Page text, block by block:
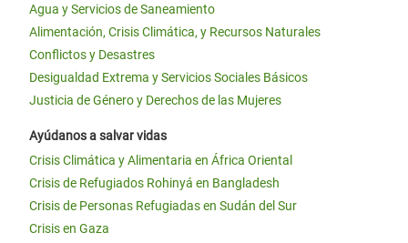
Agua y Servicios de Saneamiento
Alimentación, Crisis Climática, y Recursos Naturales
Conflictos y Desastres
Desigualdad Extrema y Servicios Sociales Básicos
Justicia de Género y Derechos de las Mujeres
Ayúdanos a salvar vidas
Crisis Climática y Alimentaria en África Oriental
Crisis de Refugiados Rohinyá en Bangladesh
Crisis de Personas Refugiadas en Sudán del Sur
Crisis en Gaza